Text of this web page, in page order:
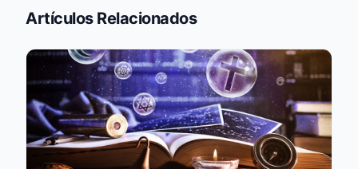
Artículos Relacionados